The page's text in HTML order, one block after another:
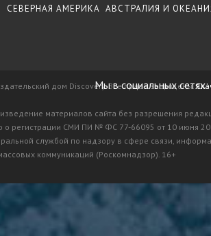
СЕВЕРНАЯ АМЕРИКА АВСТРАЛИЯ И
дом Discovery. Все права защищены.
материалов сайта без разрешения
о регистрации СМИ ПИ № ФС 77-66095 от 10 июня
службой по надзору в сфере связи,
коммуникаций (Роскомнадзор). 16+
Мы в социальных сетях: